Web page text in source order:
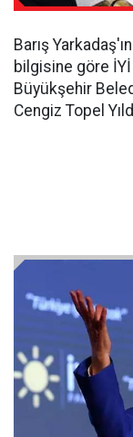
Barış
bilgisine göre
Büyükşehir
Cengiz Topel